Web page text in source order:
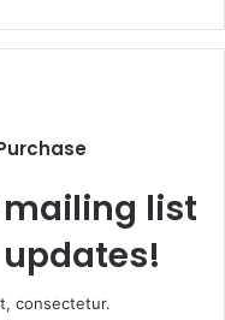
mailing list
consectetur.